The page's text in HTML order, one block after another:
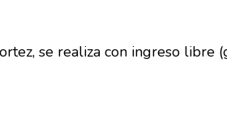
se realiza con ingreso